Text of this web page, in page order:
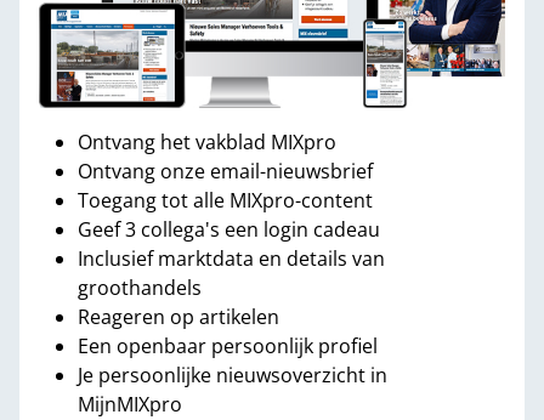
Ontvang het vakblad MIXpro
Ontvang onze email-nieuwsbrief
Toegang tot alle MIXpro-content
Geef 3 collega's een login cadeau
Inclusief marktdata en details van
groothandels
Reageren op artikelen
Een openbaar persoonlijk profiel
Je persoonlijke nieuwsoverzicht in
MijnMIXpro